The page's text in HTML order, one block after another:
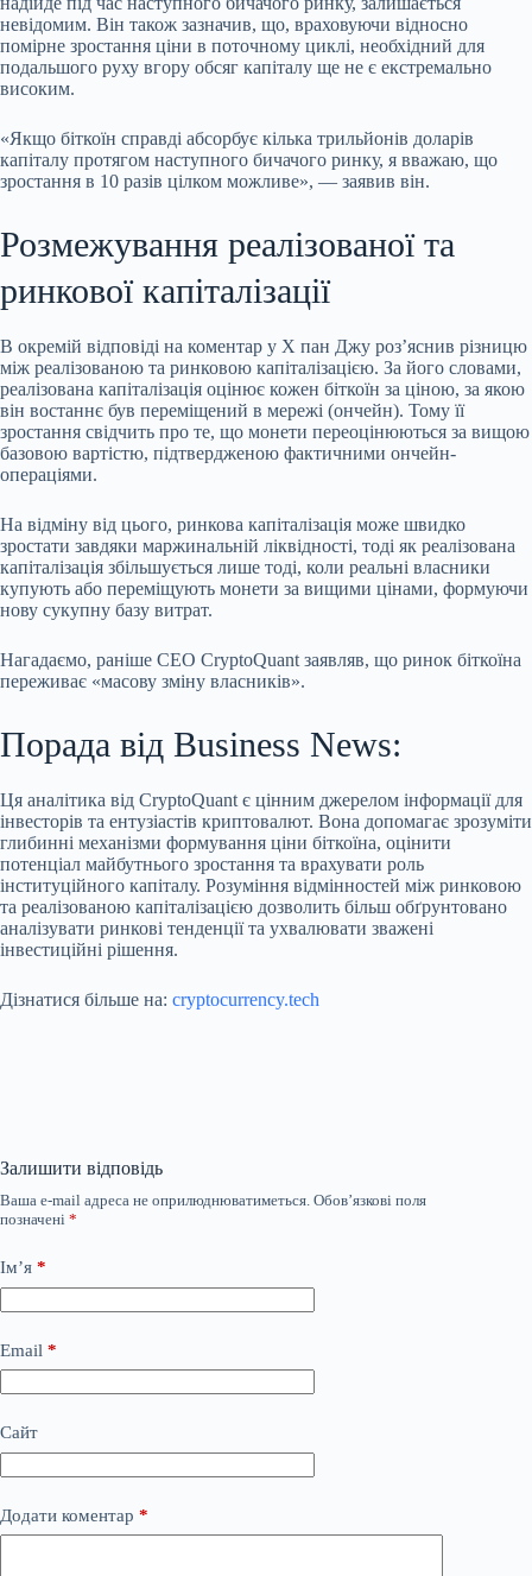
невідомим. Він також зазначив, що, враховуючи відносно
помірне зростання ціни в поточному циклі, необхідний для
подальшого руху вгору обсяг капіталу ще не є екстремально
високим.
«Якщо біткоїн справді абсорбує кілька трильйонів доларів
капіталу протягом наступного бичачого ринку, я вважаю, що
зростання в 10 разів цілком можливе», — заявив він.
Розмежування реалізованої та
ринкової капіталізації
В окремій відповіді на коментар у X пан Джу роз’яснив різницю
між реалізованою та ринковою капіталізацією. За його словами,
реалізована капіталізація оцінює кожен біткоїн за ціною, за якою
він востаннє був переміщений в мережі (ончейн). Тому її
зростання свідчить про те, що монети переоцінюються за вищою
базовою вартістю, підтвердженою фактичними ончейн-
операціями.
На відміну від цього, ринкова капіталізація може швидко
зростати завдяки маржинальній ліквідності, тоді як реалізована
капіталізація збільшується лише тоді, коли реальні власники
купують або переміщують монети за вищими цінами, формуючи
нову сукупну базу витрат.
Нагадаємо, раніше CEO CryptoQuant заявляв, що ринок біткоїна
переживає «масову зміну власників».
Порада від Business News:
Ця аналітика від CryptoQuant є цінним джерелом інформації для
інвесторів та ентузіастів криптовалют. Вона допомагає зрозуміти
глибинні механізми формування ціни біткоїна, оцінити
потенціал майбутнього зростання та врахувати роль
інституційного капіталу. Розуміння відмінностей між ринковою
та реалізованою капіталізацією дозволить більш обґрунтовано
аналізувати ринкові тенденції та ухвалювати зважені
інвестиційні рішення.
Дізнатися більше на: cryptocurrency.tech
Залишити відповідь
Ваша e-mail адреса не оприлюднюватиметься. Обов’язкові поля
позначені *
Ім’я *
Email *
Сайт
Додати коментар *